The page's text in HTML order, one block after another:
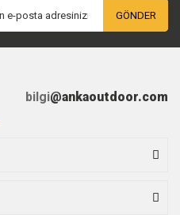
GÖNDER
bilgi@ankaoutdoor.com